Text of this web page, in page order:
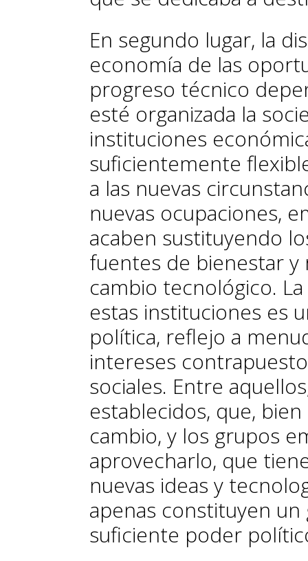
En segundo lugar, la
economía de las
progreso técnico
esté organizada la
instituciones
suficientemente
a las nuevas
nuevas ocupaciones,
acaben sustituyendo
fuentes de bienestar
cambio tecnológico.
estas instituciones es
política, reflejo a
intereses
sociales. Entre
establecidos, que,
cambio, y los grupos
aprovecharlo, que
nuevas ideas y
apenas constituyen
suficiente poder